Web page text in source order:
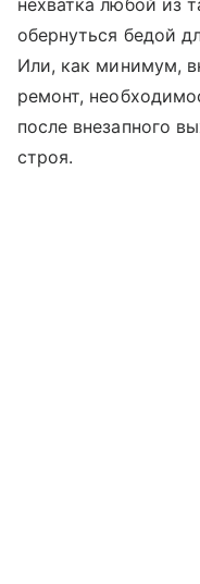
обернуться бедой
Или, как минимум,
ремонт,
после внезапного
строя.